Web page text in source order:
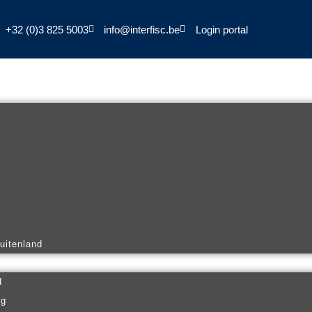
+32 (0)3 825 5003 info@interfisc.be Login portal